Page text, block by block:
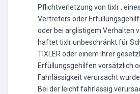
Pflichtverletzung von tixlr ,
Vertreters oder
oder bei arglistigem Verhalten
haftet tixlr unbeschränkt für
TIXLER oder einem ihrer
Erfüllungsgehilfen vorsätzlich
Fahrlässigkeit verursacht
Bei der leicht fahrlässig